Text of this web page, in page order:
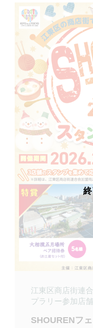
江東区商店街連
プラリー参加店
SHOURENフ